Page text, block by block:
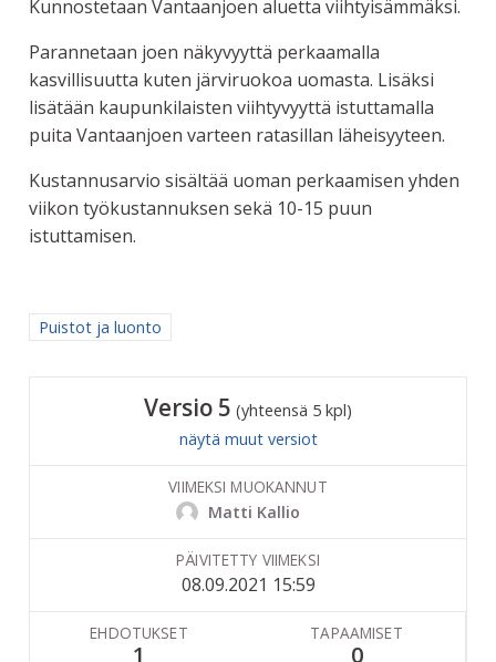
Kunnostetaan Vantaanjoen aluetta viihtyisämmäksi.
Parannetaan joen näkyvyyttä perkaamalla
kasvillisuutta kuten järviruokoa uomasta. Lisäksi
lisätään kaupunkilaisten viihtyvyyttä istuttamalla
puita Vantaanjoen varteen ratasillan läheisyyteen.
Kustannusarvio sisältää uoman perkaamisen yhden
viikon työkustannuksen sekä 10-15 puun
istuttamisen.
Rajaa tulokset aihepiirin mukaan: Puistot ja luonto
Puistot ja luonto
Versio 5 (yhteensä 5 kpl)
näytä muut versiot
VIIMEKSI MUOKANNUT
Matti Kallio
PÄIVITETTY VIIMEKSI
08.09.2021 15:59
EHDOTUKSET
1
TAPAAMISET
0